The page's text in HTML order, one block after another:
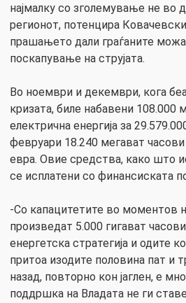
најмалку со зголемување не во
регионот, потенцира
прашањето дали граѓаните
поскапување на струјата.
Во ноември и декември, кога
кризата, биле набавени 108.000
електрична енергија за
февруари 18.240 мегават
евра. Овие средства, како што
се исплатени со финансиската
-Со капацитетите во моментов
произведат 5.000 гигават
енергетска стратегија и одите
притоа изодите половина пат и
назад, повторно кон јаглен, е
поддршка на Владата не ги